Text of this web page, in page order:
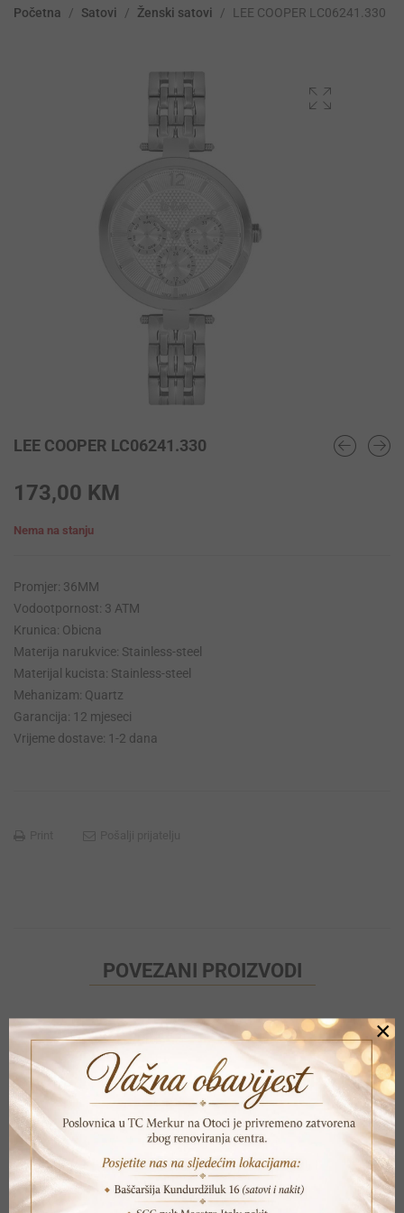
Početna / Satovi / Ženski satovi / LEE COOPER LC06241.330
LEE COOPER LC06241.330
173,00 KM
Nema na stanju
Promjer: 36MM
Vodootpornost: 3 ATM
Krunica: Obicna
Materija narukvice: Stainless-steel
Materijal kucista: Stainless-steel
Mehanizam: Quartz
Garancija: 12 mjeseci
Vrijeme dostave: 1-2 dana
POVEZANI PROIZVODI
×